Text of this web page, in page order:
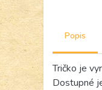
Popis
Tričko je
Dostupné